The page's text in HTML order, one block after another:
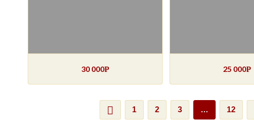
30 000Р 25 000Р
1 2 3 … 12